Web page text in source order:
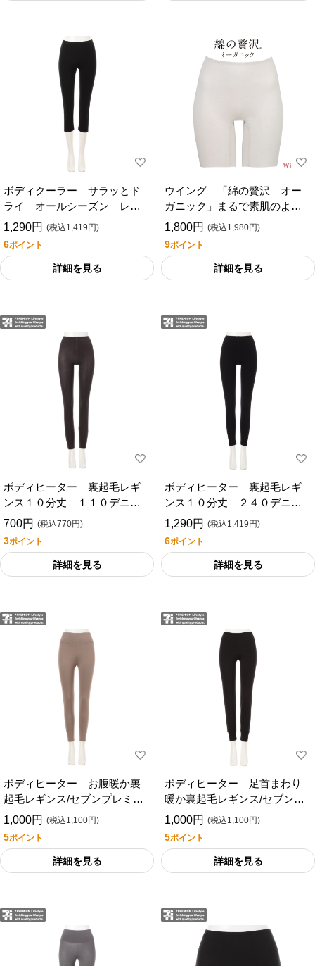
ボディクーラー サラッとド
ライ オールシーズン レギ
ンス７分丈
1,290円 (税込1,419円)
6ポイント
詳細を見る
ウイング 「綿の贅沢 オー
ガニック」まるで素肌のよう
な着用感 フラットタイプ
1,800円 (税込1,980円)
9ポイント
詳細を見る
ボディヒーター 裏起毛レギ
ンス１０分丈 １１０デニー
ル/セブンプレミアムライフス
700円 (税込770円)
3ポイント
詳細を見る
ボディヒーター 裏起毛レギ
ンス１０分丈 ２４０デニー
ル/セブンプレミアムライフス
1,290円 (税込1,419円)
6ポイント
詳細を見る
ボディヒーター お腹暖か裏
起毛レギンス/セブンプレミア
ムライフスタイル
1,000円 (税込1,100円)
5ポイント
詳細を見る
ボディヒーター 足首まわり
暖か裏起毛レギンス/セブンプ
レミアムライフスタイル
1,000円 (税込1,100円)
5ポイント
詳細を見る